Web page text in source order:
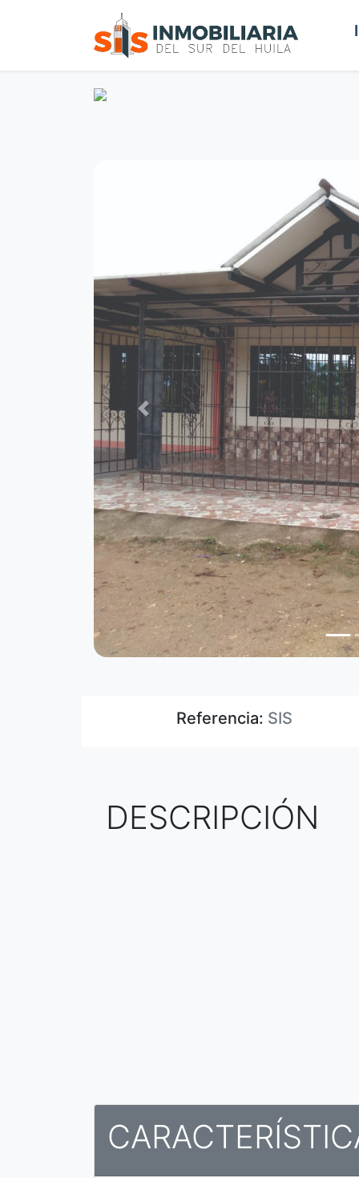
Previous
Referencia: SIS
DESCRIPCIÓN